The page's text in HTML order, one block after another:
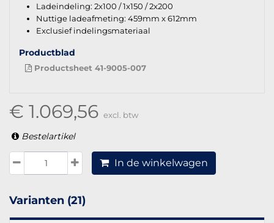
Ladeindeling: 2x100 / 1x150 / 2x200
Nuttige ladeafmeting: 459mm x 612mm
Exclusief indelingsmateriaal
Productblad
Productsheet 41-9005-007
€ 1.069,56 excl. btw
Bestelartikel
In de winkelwagen
Varianten (21)